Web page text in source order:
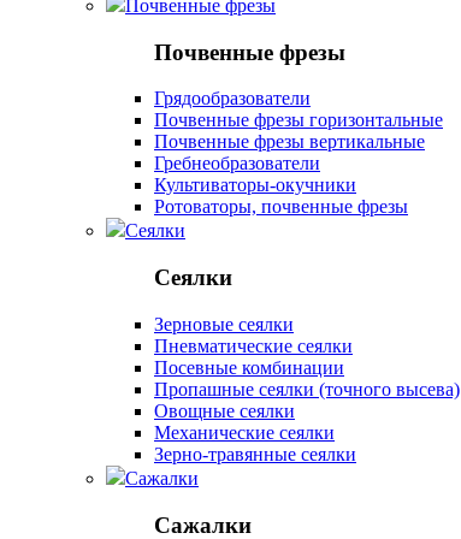
Почвенные фрезы
Почвенные фрезы
Грядообразователи
Почвенные фрезы горизонтальные
Почвенные фрезы вертикальные
Гребнеобразователи
Культиваторы-окучники
Ротоваторы, почвенные фрезы
Сеялки
Сеялки
Зерновые сеялки
Пневматические сеялки
Посевные комбинации
Пропашные сеялки (точного высева)
Овощные сеялки
Механические сеялки
Зерно-травянные сеялки
Сажалки
Сажалки